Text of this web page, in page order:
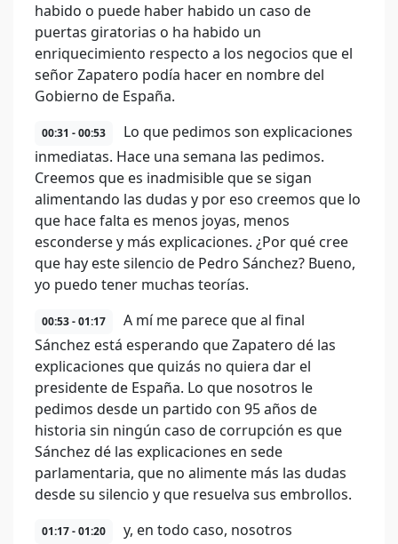
habido o puede haber habido un caso de
puertas giratorias o ha habido un
enriquecimiento respecto a los negocios que el
señor Zapatero podía hacer en nombre del
Gobierno de España.
00:31 - 00:53
Lo que pedimos son explicaciones
inmediatas. Hace una semana las pedimos.
Creemos que es inadmisible que se sigan
alimentando las dudas y por eso creemos que lo
que hace falta es menos joyas, menos
esconderse y más explicaciones. ¿Por qué cree
que hay este silencio de Pedro Sánchez? Bueno,
yo puedo tener muchas teorías.
00:53 - 01:17
A mí me parece que al final
Sánchez está esperando que Zapatero dé las
explicaciones que quizás no quiera dar el
presidente de España. Lo que nosotros le
pedimos desde un partido con 95 años de
historia sin ningún caso de corrupción es que
Sánchez dé las explicaciones en sede
parlamentaria, que no alimente más las dudas
desde su silencio y que resuelva sus embrollos.
01:17 - 01:20
y, en todo caso, nosotros